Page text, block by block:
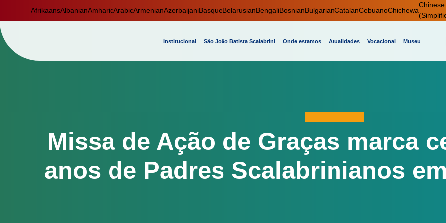
AfrikaansAlbanianAmharicArabicArmenianAzerbaijaniBasqueBelarusianBengaliBosnianBulgarianCatalanCebuanoChichewa
Chinese
Institucional São João Batista Scalabrini Onde estamos Atualidades Vocacional Museu
Missa de Ação de Graças marca
anos de Padres Scalabrinianos